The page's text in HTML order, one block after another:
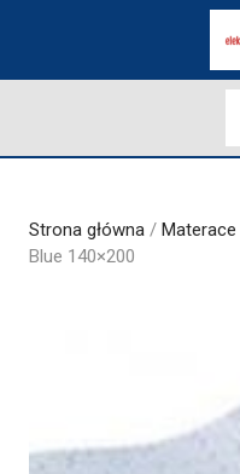
Strona główna / Materace
Blue 140×200